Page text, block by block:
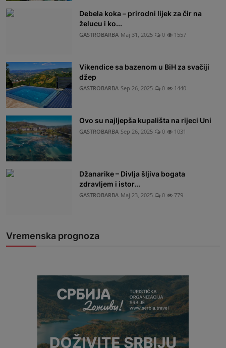
Debela koka – prirodni lijek za čir na
želucu i ko...
GASTROBARBA Maj 31, 2025 0 1557
Vikendice sa bazenom u BiH za svačiji
džep
GASTROBARBA Sep 26, 2025 0 1440
Ovo su najljepša kupališta na rijeci Uni
GASTROBARBA Sep 26, 2025 0 1031
Džanarike – Divlja šljiva bogata
zdravljem i istor...
GASTROBARBA Maj 23, 2025 0 779
Vremenska prognoza